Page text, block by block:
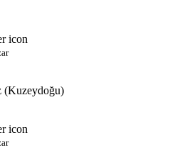
(Kuzeydoğu)